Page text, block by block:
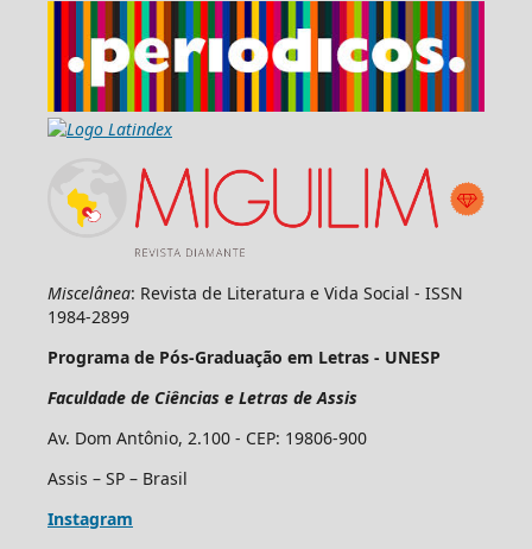
Miscelânea: Revista de Literatura e Vida Social - ISSN
1984-2899
Programa de Pós-Graduação em Letras - UNESP
Faculdade de Ciências e Letras de Assis
Av. Dom Antônio, 2.100 - CEP: 19806-900
Assis – SP – Brasil
Instagram